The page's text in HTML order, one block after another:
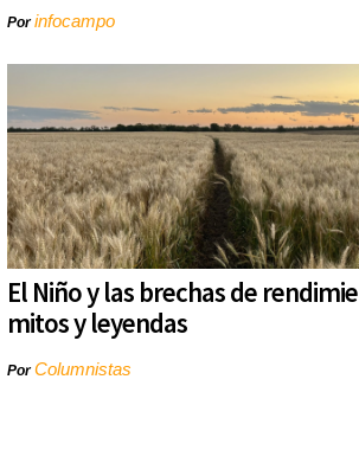
Porinfocampo
El Niño y las brechas de
mitos y leyendas
PorColumnistas